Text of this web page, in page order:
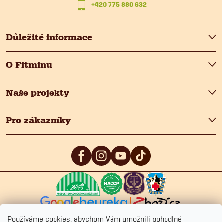
Používáme cookies, abychom Vám umožnili pohodlné
Důležité informace
O Fitminu
Naše projekty
Pro zákazníky
+420 775 880 632
5 4.9 /5 4.9